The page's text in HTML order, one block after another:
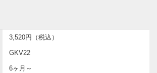
3,520円（税込）
GKV22
6ヶ月～